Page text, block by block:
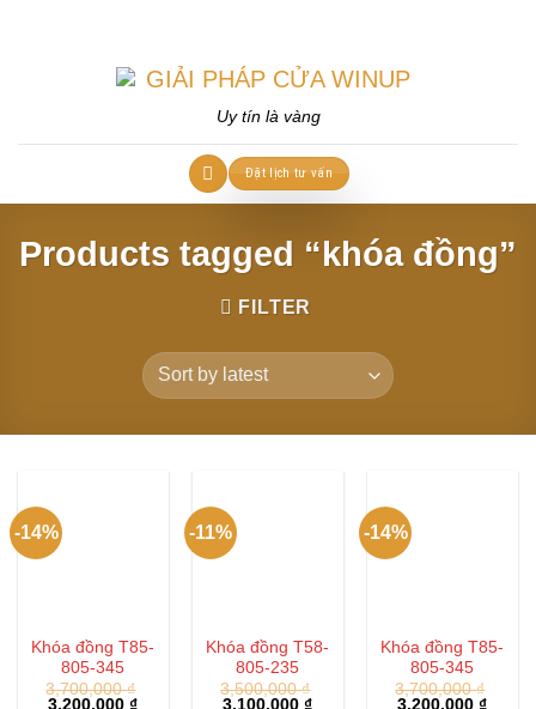
Uy tín là vàng
Đặt lịch tư vấn
Products tagged “khóa đồng”
FILTER
-14%
Khóa đồng T85-
805-345
3,700,000₫
3,200,000₫
-11%
Khóa đồng T58-
805-235
3,500,000₫
3,100,000₫
-14%
Khóa đồng T85-
805-345
3,700,000₫
3,200,000₫